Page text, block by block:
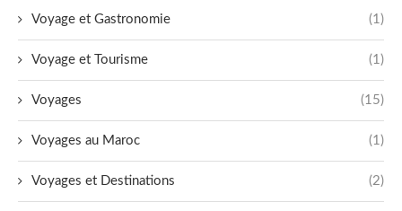
Voyage et Gastronomie (1)
Voyage et Tourisme (1)
Voyages (15)
Voyages au Maroc (1)
Voyages et Destinations (2)